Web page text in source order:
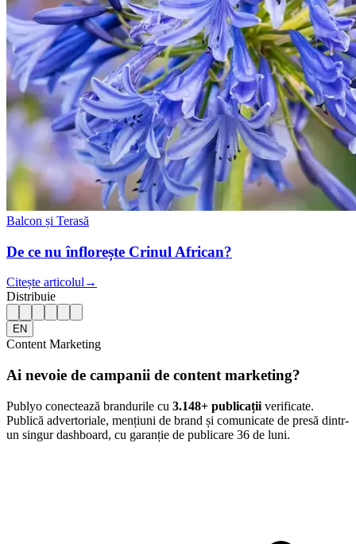
Balcon și Terasă
De ce nu înflorește Crinul African?
Citește articolul →
Distribuie
EN
Content Marketing
Ai nevoie de campanii de content marketing?
Publyo conectează brandurile cu 3.148+ publicații verificate.
Publică advertoriale, mențiuni de brand și comunicate de presă dintr-
un singur dashboard, cu garanție de publicare 36 de luni.